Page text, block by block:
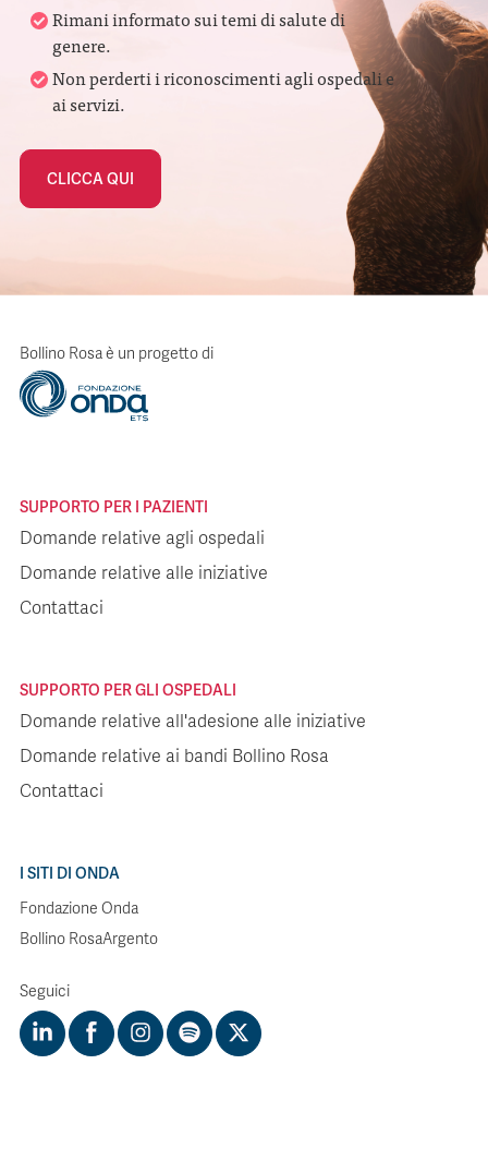
Rimani informato sui temi di salute di
genere.
Non perderti i riconoscimenti agli ospedali e
ai servizi.
CLICCA QUI
Bollino Rosa è un progetto di
SUPPORTO PER I PAZIENTI
Domande relative agli ospedali
Domande relative alle iniziative
Contattaci
SUPPORTO PER GLI OSPEDALI
Domande relative all'adesione alle iniziative
Domande relative ai bandi Bollino Rosa
Contattaci
I SITI DI ONDA
Fondazione Onda
Bollino RosaArgento
Seguici